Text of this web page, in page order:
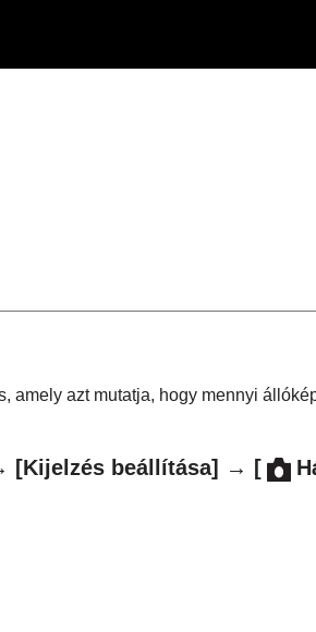
amely azt mutatja, hogy mennyi
[Kijelzés beállítása] → [